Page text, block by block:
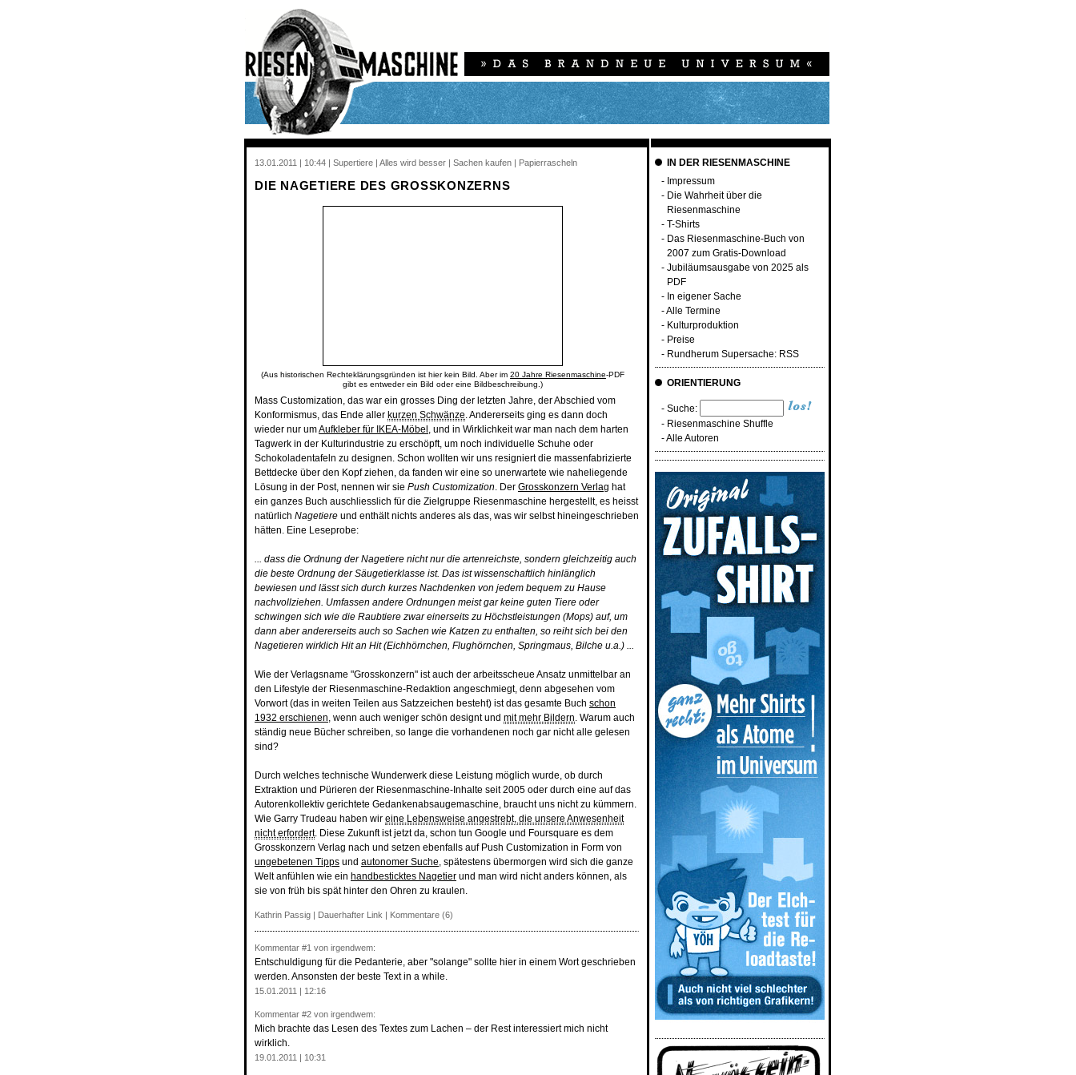
13.01.2011 | 10:44 | Supertiere | Alles wird besser | Sachen kaufen | Papierrascheln
DIE NAGETIERE DES GROSSKONZERNS
(Aus historischen Rechteklärungsgründen ist hier kein Bild. Aber im 20 Jahre Riesenmaschine-PDF
gibt es entweder ein Bild oder eine Bildbeschreibung.)
Mass Customization, das war ein grosses Ding der letzten Jahre, der Abschied vom
Konformismus, das Ende aller kurzen Schwänze. Andererseits ging es dann doch
wieder nur umAufkleber für IKEA-Möbel , und in Wirklichkeit war man nach dem harten
Tagwerk in der Kulturindustrie zu erschöpft, um noch individuelle Schuhe oder
Schokoladentafeln zu designen. Schon wollten wir uns resigniert die massenfabrizierte
Bettdecke über den Kopf ziehen, da fanden wir eine so unerwartete wie naheliegende
Lösung in der Post, nennen wir sie Push Customization. Der Grosskonzern Verlag hat
ein ganzes Buch auschliesslich für die Zielgruppe Riesenmaschine hergestellt, es heisst
natürlich Nagetiere und enthält nichts anderes als das, was wir selbst hineingeschrieben
hätten. Eine Leseprobe:
... dass die Ordnung der Nagetiere nicht nur die artenreichste, sondern gleichzeitig auch
die beste Ordnung der Säugetierklasse ist. Das ist wissenschaftlich hinlänglich
bewiesen und lässt sich durch kurzes Nachdenken von jedem bequem zu Hause
nachvollziehen. Umfassen andere Ordnungen meist gar keine guten Tiere oder
schwingen sich wie die Raubtiere zwar einerseits zu Höchstleistungen (Mops) auf, um
dann aber andererseits auch so Sachen wie Katzen zu enthalten, so reiht sich bei den
Nagetieren wirklich Hit an Hit (Eichhörnchen, Flughörnchen, Springmaus, Bilche u.a.) ...
Wie der Verlagsname "Grosskonzern" ist auch der arbeitsscheue Ansatz unmittelbar an
den Lifestyle der Riesenmaschine-Redaktion angeschmiegt, denn abgesehen vom
Vorwort (das in weiten Teilen aus Satzzeichen besteht) ist das gesamte Buch schon
1932 erschienen, wenn auch weniger schön designt und mit mehr Bildern. Warum auch
ständig neue Bücher schreiben, so lange die vorhandenen noch gar nicht alle gelesen
sind?
Durch welches technische Wunderwerk diese Leistung möglich wurde, ob durch
Extraktion und Pürieren der Riesenmaschine-Inhalte seit 2005 oder durch eine auf das
Autorenkollektiv gerichtete Gedankenabsaugemaschine, braucht uns nicht zu kümmern.
Wie Garry Trudeau haben wir eine Lebensweise angestrebt, die unsere Anwesenheit
nicht erfordert. Diese Zukunft ist jetzt da, schon tun Google und Foursquare es dem
Grosskonzern Verlag nach und setzen ebenfalls auf Push Customization in Form von
ungebetenen Tipps und autonomer Suche, spätestens übermorgen wird sich die ganze
Welt anfühlen wie ein handbesticktes Nagetier und man wird nicht anders können, als
sie von früh bis spät hinter den Ohren zu kraulen.
Kathrin Passig | Dauerhafter Link | Kommentare (6)
Kommentar #1 von irgendwem:
Entschuldigung für die Pedanterie, aber "solange" sollte hier in einem Wort geschrieben
werden. Ansonsten der beste Text in a while.
15.01.2011 | 12:16
Kommentar #2 von irgendwem:
Mich brachte das Lesen des Textes zum Lachen – der Rest interessiert mich nicht
wirklich.
19.01.2011 | 10:31
IN DER RIESENMASCHINE
- Impressum
- Die Wahrheit über die
Riesenmaschine
- T-Shirts
- Das Riesenmaschine-Buch von
2007 zum Gratis-Download
- Jubiläumsausgabe von 2025 als
PDF
- In eigener Sache
-Alle Termine
- Kulturproduktion
- Preise
- Rundherum Supersache: RSS
ORIENTIERUNG
- Suche:
- Riesenmaschine Shuffle
-Alle Autoren